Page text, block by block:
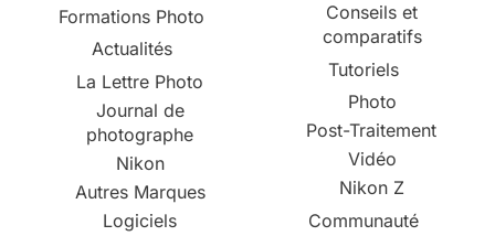
Formations Photo
Actualités
La Lettre Photo
Journal de
photographe
Nikon
Autres Marques
Logiciels
Conseils et
comparatifs
Tutoriels
Photo
Post-Traitement
Vidéo
Nikon Z
Communauté